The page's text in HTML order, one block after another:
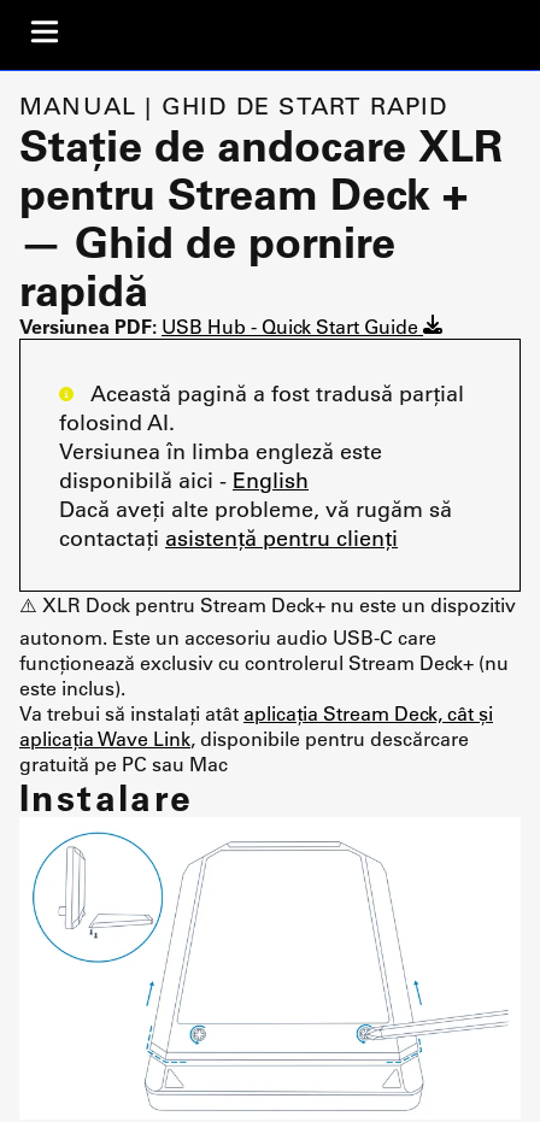
MANUAL | GHID DE START RAPID
Stație de andocare XLR
pentru Stream Deck +
— Ghid de pornire
rapidă
Versiunea PDF: USB Hub - Quick Start Guide
Această pagină a fost tradusă parțial
folosind AI.
Versiunea în limba engleză este
disponibilă aici - English
Dacă aveți alte probleme, vă rugăm să
contactați asistență pentru clienți
⚠️ XLR Dock pentru Stream Deck+ nu este un dispozitiv
autonom. Este un accesoriu audio USB-C care
funcționează exclusiv cu controlerul Stream Deck+ (nu
este inclus).
Va trebui să instalați atât aplicația Stream Deck, cât și
aplicația Wave Link, disponibile pentru descărcare
gratuită pe PC sau Mac
Instalare